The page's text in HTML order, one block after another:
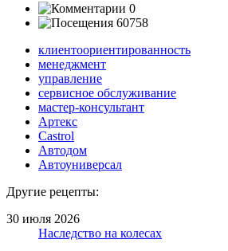
0
60758
клиентоориентированность
менеджмент
управление
сервисное обслуживание
мастер-консультант
Артекс
Castrol
Автодом
Автоуниверсал
Другие рецепты:
30 июля 2026
Наследство на колесах